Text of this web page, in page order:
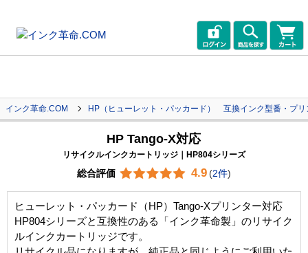
インク革命.COM HP（ヒューレット・パッカード） 互換インク型番・プリ
HP Tango-X対応
リサイクルインクカートリッジ｜HP804シリーズ
総合評価 4.9 (2件)
ヒューレット・パッカード（HP）Tango-Xプリンター対応
HP804シリーズと互換性のある「インク革命製」のリサイク
ルインクカートリッジです。